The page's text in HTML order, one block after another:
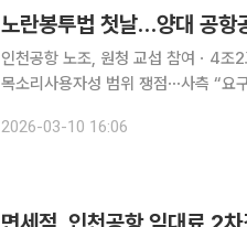
노란봉투법 첫날…양대 공항
인천공항 노조, 원청 교섭 참여ㆍ4조2교대 등 요구전국공항 노조도 인력 운영ㆍ안전 문제 등 개선
목소리사용자성 범위 쟁점⋯사측 “요구 내용 검토 뒤 대응” 노
대로 직접 교섭을 요구하고 나섰다.
2026-03-10 16:06